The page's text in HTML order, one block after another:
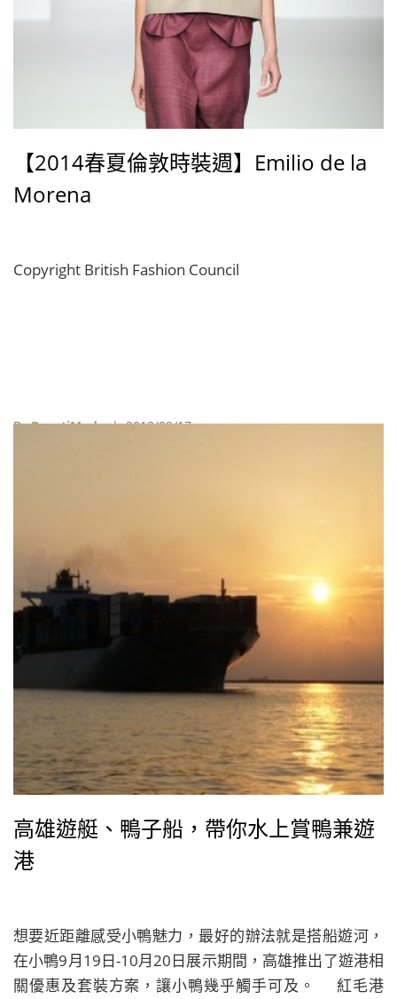
【2014春夏倫敦時裝週】Emilio de la
Morena
Copyright British Fashion Council
ByBeautiMode| 2013/09/17
高雄遊艇、鴨子船，帶你水上賞鴨兼遊
港
想要近距離感受小鴨魅力，最好的辦法就是搭船遊河，
在小鴨9月19日-10月20日展示期間，高雄推出了遊港相
關優惠及套裝方案，讓小鴨幾乎觸手可及。 紅毛港